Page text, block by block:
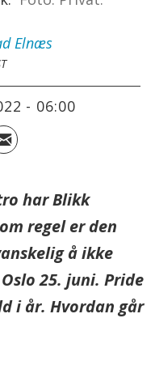
Elnæs
- 06:00
har Blikk
regel er den
å ikke
25. juni. Pride
i år. Hvordan går